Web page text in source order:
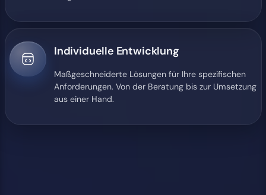
Individuelle Entwicklung
Maßgeschneiderte Lösungen für Ihre spezifischen
Anforderungen. Von der Beratung bis zur Umsetzung
aus einer Hand.